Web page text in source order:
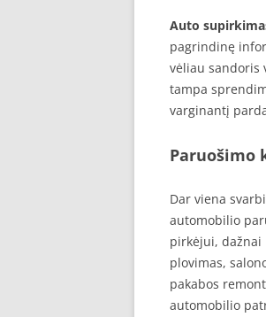
Auto
pagrindinę
vėliau sandoris
tampa
varginantį
Paruošimo
Dar viena
automobilio
pirkėjui,
plovimas,
pakabos
automobilio